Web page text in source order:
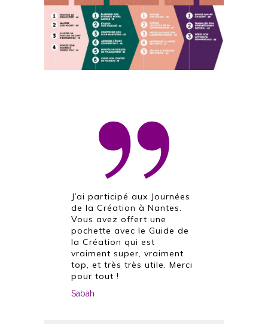
J’ai participé aux Journées
de la Création à Nantes.
Vous avez offert une
pochette avec le Guide de
la Création qui est
vraiment super, vraiment
top, et très très utile. Merci
pour tout !
Sabah